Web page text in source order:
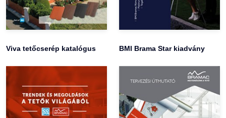
Viva tetőcserép katalógus BMI Brama Star kiadvány